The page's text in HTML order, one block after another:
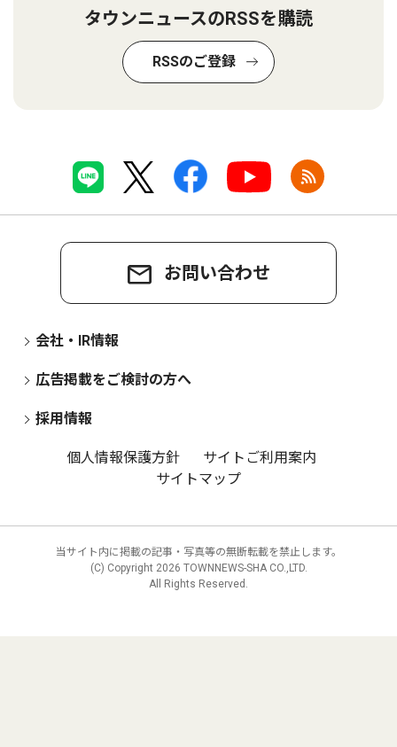
タウンニュースのRSSを購読
RSSのご登録
お問い合わせ
会社・IR情報
広告掲載をご検討の方へ
採用情報
個人情報保護方針
サイトご利用案内
サイトマップ
当サイト内に掲載の記事・写真等の無断転載を禁止します。
(C) Copyright 2026 TOWNNEWS-SHA CO.,LTD.
All Rights Reserved.